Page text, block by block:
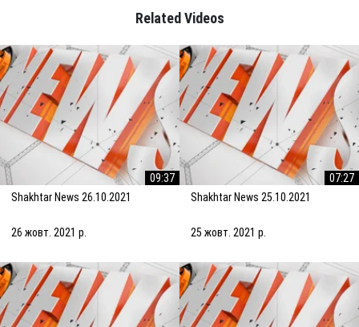
Related Videos
09:37
Shakhtar News 26.10.2021
26 жовт. 2021 р.
07:27
Shakhtar News 25.10.2021
25 жовт. 2021 р.